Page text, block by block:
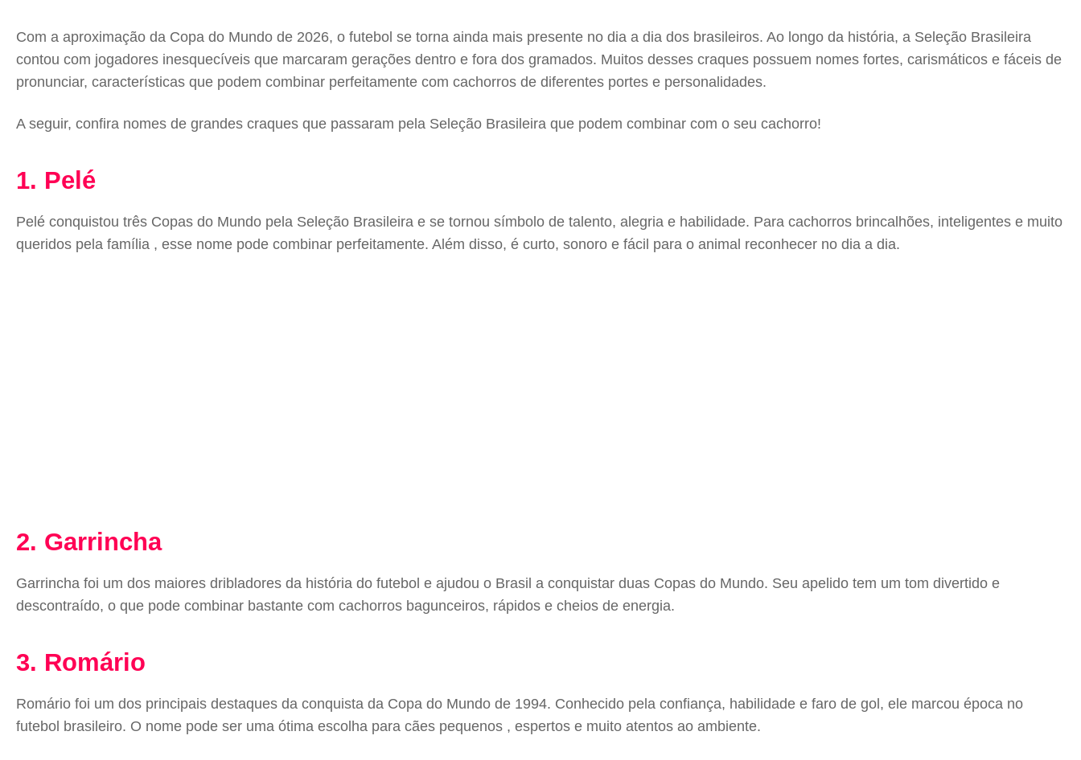
Com a aproximação da Copa do Mundo de 2026, o futebol se torna ainda mais presente no dia a dia dos brasileiros. Ao longo da história, a Seleção Brasileira
contou com jogadores inesquecíveis que marcaram gerações dentro e fora dos gramados. Muitos desses craques possuem nomes fortes, carismáticos e fáceis de
pronunciar, características que podem combinar perfeitamente com cachorros de diferentes portes e personalidades.
A seguir, confira nomes de grandes craques que passaram pela Seleção Brasileira que podem combinar com o seu cachorro!
1. Pelé
Pelé conquistou três Copas do Mundo pela Seleção Brasileira e se tornou símbolo de talento, alegria e habilidade. Para cachorros brincalhões, inteligentes e muito
queridos pela família , esse nome pode combinar perfeitamente. Além disso, é curto, sonoro e fácil para o animal reconhecer no dia a dia.
2. Garrincha
Garrincha foi um dos maiores dribladores da história do futebol e ajudou o Brasil a conquistar duas Copas do Mundo. Seu apelido tem um tom divertido e
descontraído, o que pode combinar bastante com cachorros bagunceiros, rápidos e cheios de energia.
3. Romário
Romário foi um dos principais destaques da conquista da Copa do Mundo de 1994. Conhecido pela confiança, habilidade e faro de gol, ele marcou época no
futebol brasileiro. O nome pode ser uma ótima escolha para cães pequenos , espertos e muito atentos ao ambiente.